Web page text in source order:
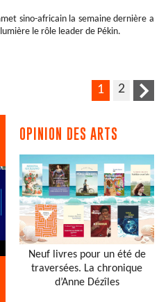
sino-africain la semaine dernière a
le rôle leader de Pékin.
1 2
OPINION DES ARTS
Neuf livres pour un été de
traversées. La chronique
d’Anne Dézîles